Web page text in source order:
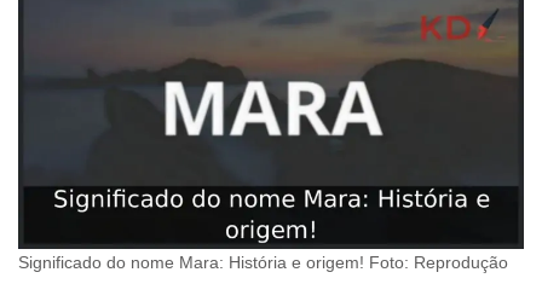
Significado do nome Mara: História e origem! Foto: Reprodução